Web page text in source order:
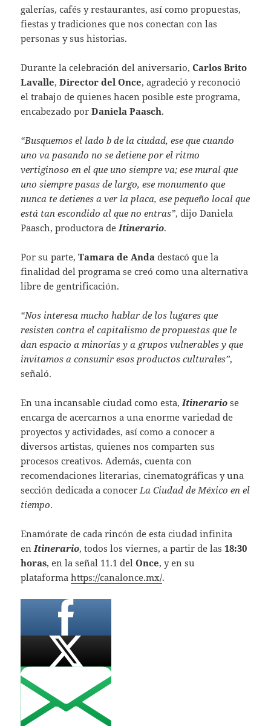
galerías, cafés y restaurantes, así como propuestas,
fiestas y tradiciones que nos conectan con las
personas y sus historias.
Durante la celebración del aniversario,Carlos Brito
Lavalle,Director del Once, agradeció y reconoció
el trabajo de quienes hacen posible este programa,
encabezado porDaniela Paasch.
“Busquemos el lado b de la ciudad, ese que cuando
uno va pasando no se detiene por el ritmo
vertiginoso en el que uno siempre va; ese mural que
uno siempre pasas de largo, ese monumento que
nunca te detienes a ver la placa, ese pequeño local que
está tan escondido al que no entras”, dijo Daniela
Paasch, productora de Itinerario.
Por su parte,Tamara de Anda destacó que la
finalidad del programa se creó como una alternativa
libre de gentrificación.
“Nos interesa mucho hablar de los lugares que
resisten contra el capitalismo de propuestas que le
dan espacio a minorías y a grupos vulnerables y que
invitamos a consumir esos productos culturales”,
señaló.
En una incansable ciudad como esta, Itinerario se
encarga de acercarnos a una enorme variedad de
proyectos y actividades, así como a conocer a
diversos artistas, quienes nos comparten sus
procesos creativos. Además, cuenta con
recomendaciones literarias, cinematográficas y una
sección dedicada a conocer La Ciudad de México en el
tiempo.
Enamórate de cada rincón de esta ciudad infinita
en Itinerario, todos los viernes, a partir de las18:30
horas, en la señal 11.1 delOnce, y en su
plataformahttps://canalonce.mx/.